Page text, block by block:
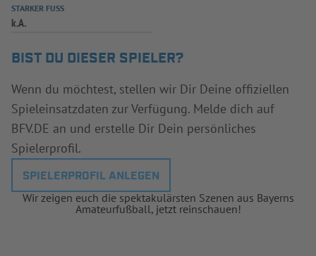
STARKER FUSS
k.A.
BIST DU DIESER SPIELER?
Wenn du möchtest, stellen wir Dir Deine offiziellen
Spieleinsatzdaten zur Verfügung. Melde dich auf
BFV.DE an und erstelle Dir Dein persönliches
Spielerprofil.
SPIELERPROFIL ANLEGEN
Wir zeigen euch die spektakulärsten Szenen aus Bayerns
Amateurfußball, jetzt reinschauen!